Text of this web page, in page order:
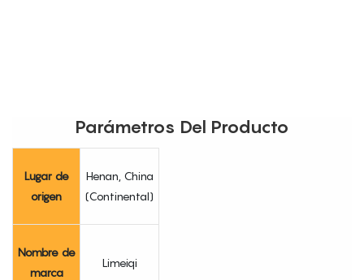
Parámetros Del Producto
Lugar de
origen
Henan, China
(Continental)
Nombre de
marca
Limeiqi